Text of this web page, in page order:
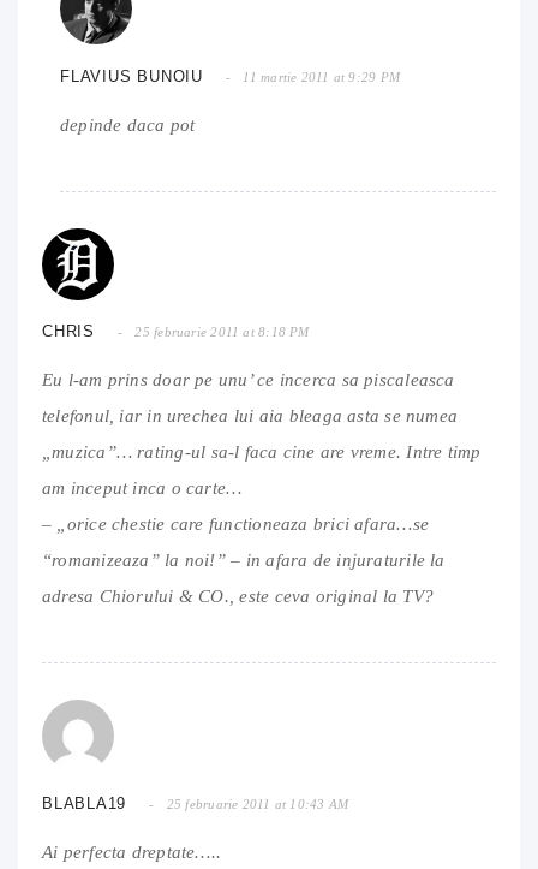
FLAVIUS BUNOIU 11 martie 2011 at 9:29 PM
depinde daca pot
CHRIS 25 februarie 2011 at 8:18 PM
Eu l-am prins doar pe unu’ ce incerca sa piscaleasca
telefonul, iar in urechea lui aia bleaga asta se numea
„muzica”… rating-ul sa-l faca cine are vreme. Intre timp
am inceput inca o carte…
– „orice chestie care functioneaza brici afara…se
“romanizeaza” la noi!” – in afara de injuraturile la
adresa Chiorului & CO., este ceva original la TV?
BLABLA19 25 februarie 2011 at 10:43 AM
Ai perfecta dreptate…..